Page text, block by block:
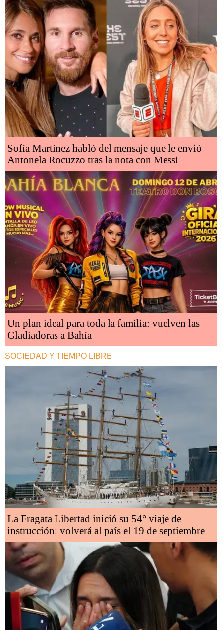
Sofía Martínez habló del mensaje que le envió
Antonela Rocuzzo tras la nota con Messi
Un plan ideal para toda la familia: vuelven las
Gladiadoras a Bahía
SOCIEDAD Y TIEMPO LIBRE
La Fragata Libertad inició su 54° viaje de
instrucción: volverá al país el 19 de septiembre